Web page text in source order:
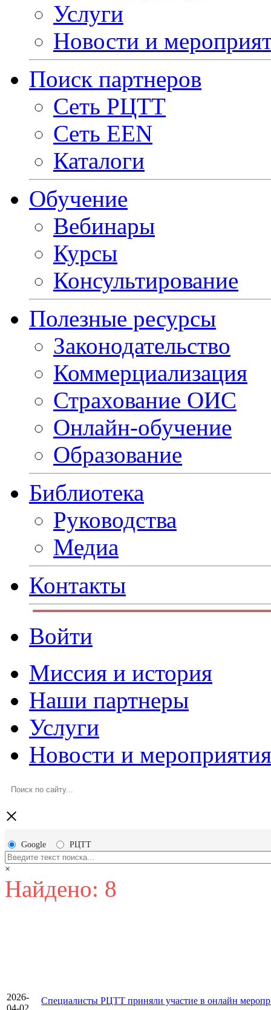
Услуги
Новости и
Поиск партнеров
Сеть РЦТТ
Сеть EEN
Каталоги
Обучение
Вебинары
Курсы
Консультирование
Полезные ресурсы
Законодательство
Коммерциализация
Страхование ОИС
Онлайн-обучение
Образование
Библиотека
Руководства
Медиа
Контакты
Войти
Миссия и история
Наши партнеры
Услуги
Новости и мероприятия
×
Google РЦТТ
×
Найдено: 8
2026-
04-02
Специалисты РЦТТ приняли участие в онлайн